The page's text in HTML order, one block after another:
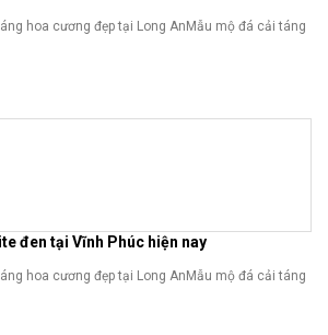
hoa cương đẹp tại Long AnMẫu mộ đá cải táng
đen tại Vĩnh Phúc hiện nay
hoa cương đẹp tại Long AnMẫu mộ đá cải táng